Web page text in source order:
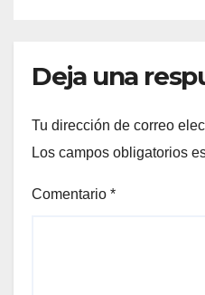
Deja una
Tu dirección de correo
Los campos obligatorios
Comentario *